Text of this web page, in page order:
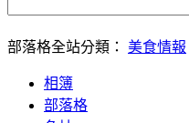
部落格全站分類： 美食情報
相簿
部落格